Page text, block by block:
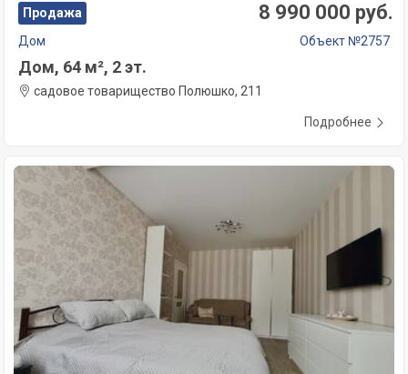
Продажа 8 990 000 руб.
Дом Объект №2757
Дом, 64 м², 2 эт.
садовое товарищество Полюшко, 211
Подробнее